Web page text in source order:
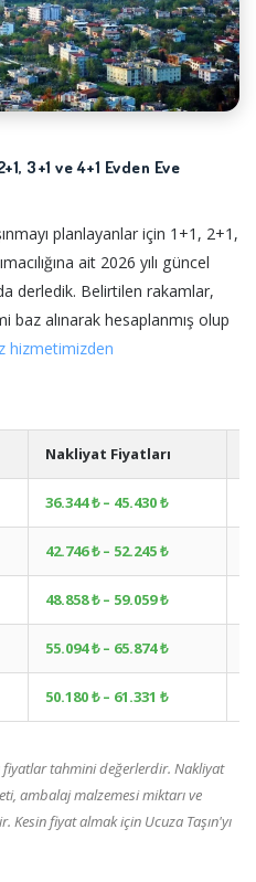
3+1 ve 4+1 Evden Eve
planlayanlar için 1+1, 2+1,
ait 2026 yılı güncel
derledik. Belirtilen rakamlar,
baz alınarak hesaplanmış olup
hizmetimizden
Nakliyat Fiyatları
36.344 ₺ – 45.430 ₺
42.746 ₺ – 52.245 ₺
48.858 ₺ – 59.059 ₺
55.094 ₺ – 65.874 ₺
50.180 ₺ – 61.331 ₺
tahmini değerlerdir. Nakliyat
ambalaj malzemesi miktarı ve
Kesin fiyat almak için Ucuza Taşın'yı